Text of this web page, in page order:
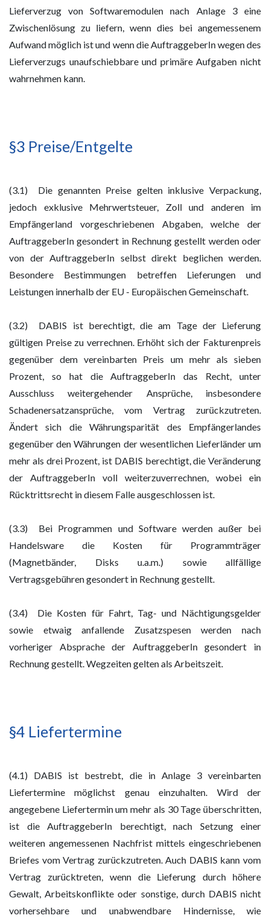
Lieferverzug von Softwaremodulen nach Anlage 3 eine
Zwischenlösung zu liefern, wenn dies bei angemessenem
Aufwand möglich ist und wenn die AuftraggeberIn wegen des
Lieferverzugs unaufschiebbare und primäre Aufgaben nicht
wahrnehmen kann.
§3 Preise/Entgelte
(3.1) Die genannten Preise gelten inklusive Verpackung,
jedoch exklusive Mehrwertsteuer, Zoll und anderen im
Empfängerland vorgeschriebenen Abgaben, welche der
AuftraggeberIn gesondert in Rechnung gestellt werden oder
von der AuftraggeberIn selbst direkt beglichen werden.
Besondere Bestimmungen betreffen Lieferungen und
Leistungen innerhalb der EU - Europäischen Gemeinschaft.
(3.2) DABIS ist berechtigt, die am Tage der Lieferung
gültigen Preise zu verrechnen. Erhöht sich der Fakturenpreis
gegenüber dem vereinbarten Preis um mehr als sieben
Prozent, so hat die AuftraggeberIn das Recht, unter
Ausschluss weitergehender Ansprüche, insbesondere
Schadenersatzansprüche, vom Vertrag zurückzutreten.
Ändert sich die Währungsparität des Empfängerlandes
gegenüber den Währungen der wesentlichen Lieferländer um
mehr als drei Prozent, ist DABIS berechtigt, die Veränderung
der AuftraggeberIn voll weiterzuverrechnen, wobei ein
Rücktrittsrecht in diesem Falle ausgeschlossen ist.
(3.3) Bei Programmen und Software werden außer bei
Handelsware die Kosten für Programmträger
(Magnetbänder, Disks u.a.m.) sowie allfällige
Vertragsgebühren gesondert in Rechnung gestellt.
(3.4) Die Kosten für Fahrt, Tag- und Nächtigungsgelder
sowie etwaig anfallende Zusatzspesen werden nach
vorheriger Absprache der AuftraggeberIn gesondert in
Rechnung gestellt. Wegzeiten gelten als Arbeitszeit.
§4 Liefertermine
(4.1) DABIS ist bestrebt, die in Anlage 3 vereinbarten
Liefertermine möglichst genau einzuhalten. Wird der
angegebene Liefertermin um mehr als 30 Tage überschritten,
ist die AuftraggeberIn berechtigt, nach Setzung einer
weiteren angemessenen Nachfrist mittels eingeschriebenen
Briefes vom Vertrag zurückzutreten. Auch DABIS kann vom
Vertrag zurücktreten, wenn die Lieferung durch höhere
Gewalt, Arbeitskonflikte oder sonstige, durch DABIS nicht
vorhersehbare und unabwendbare Hindernisse, wie